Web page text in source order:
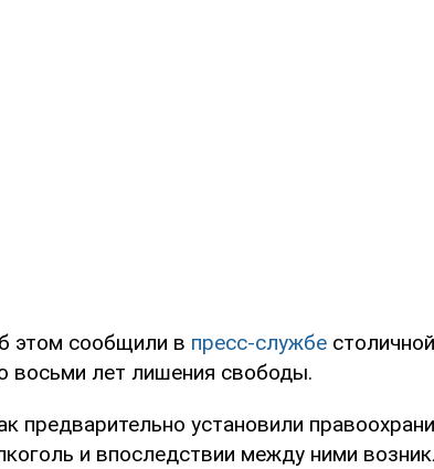
этом сообщили в пресс-службе
восьми лет лишения свободы.
предварительно установили
и впоследствии между ними